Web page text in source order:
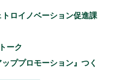
ロイノベーション促進課
ーク
プロモーション』つく